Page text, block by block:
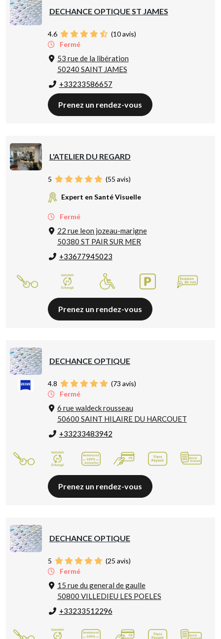
DECHANCE OPTIQUE ST JAMES
4.6 (10avis)
Fermé
53 rue de la libération
50240 SAINT JAMES
+33233586657
Prenez un rendez-vous
L'ATELIER DU REGARD
5 (55 avis)
Expert en Santé Visuelle
Fermé
22 rue leon jozeau-marigne
50380 ST PAIR SUR MER
+33677945023
Prenez un rendez-vous
DECHANCE OPTIQUE
4.8 (73 avis)
Fermé
6 rue waldeck rousseau
50600 SAINT HILAIRE DU HARCOUET
+33233483942
Prenez un rendez-vous
DECHANCE OPTIQUE
5 (25 avis)
Fermé
15 rue du general de gaulle
50800 VILLEDIEU LES POELES
+33233512296